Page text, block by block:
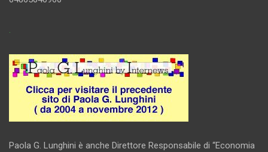
.
Paola G. Lunghini è anche Direttore Responsabile di “Economia